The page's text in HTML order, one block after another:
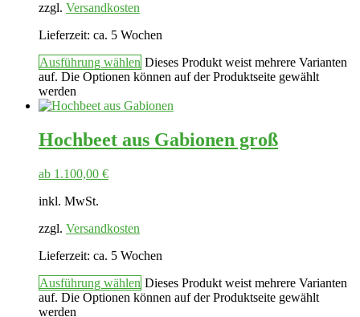
zzgl. Versandkosten
Lieferzeit: ca. 5 Wochen
Ausführung wählen Dieses Produkt weist mehrere Varianten
auf. Die Optionen können auf der Produktseite gewählt
werden
Hochbeet aus Gabionen groß
ab 1.100,00 €
inkl. MwSt.
zzgl. Versandkosten
Lieferzeit: ca. 5 Wochen
Ausführung wählen Dieses Produkt weist mehrere Varianten
auf. Die Optionen können auf der Produktseite gewählt
werden